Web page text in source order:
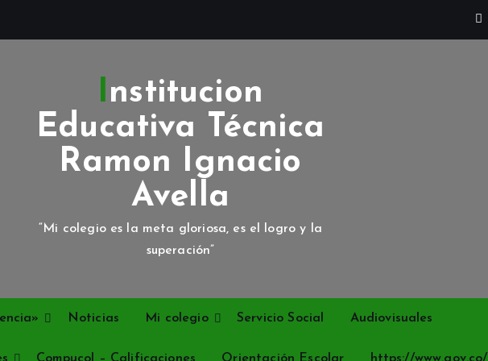
Institucion
Educativa Técnica
Ramon Ignacio
Avella
“Mi colegio es la meta gloriosa, es el logro y la
superación”
Noticias Mi colegio Servicio Social Audiovisuales